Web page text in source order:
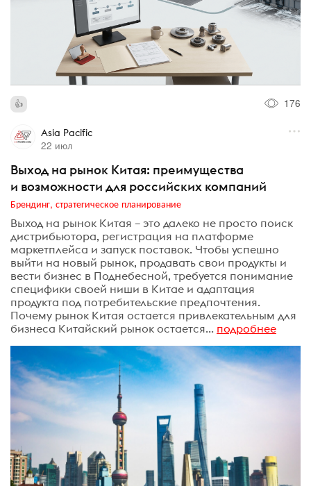
176
Asia Pacific
22 июл
Выход на рынок Китая: преимущества
и возможности для российских компаний
Брендинг, стратегическое планирование
Выход на рынок Китая – это далеко не просто поиск
дистрибьютора, регистрация на платформе
маркетплейса и запуск поставок. Чтобы успешно
выйти на новый рынок, продавать свои продукты и
вести бизнес в Поднебесной, требуется понимание
специфики своей ниши в Китае и адаптация
продукта под потребительские предпочтения.
Почему рынок Китая остается привлекательным для
бизнеса Китайский рынок остается... подробнее